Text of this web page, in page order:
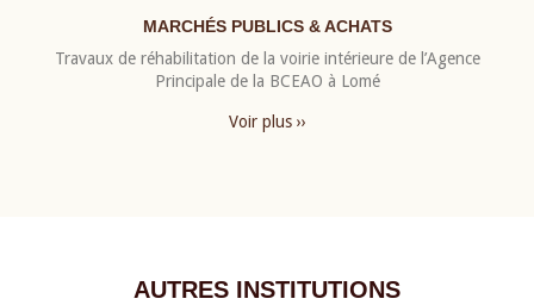
MARCHÉS PUBLICS & ACHATS
Travaux de réhabilitation de la voirie intérieure de l’Agence
Principale de la BCEAO à Lomé
Voir plus ››
AUTRES INSTITUTIONS